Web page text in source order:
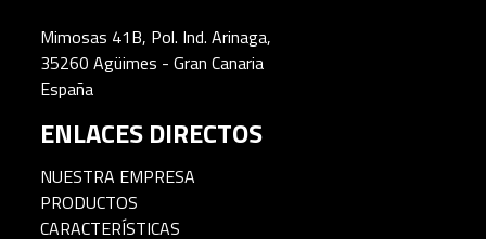
Mimosas 41B, Pol. Ind. Arinaga,
35260 Agüimes - Gran Canaria
España
ENLACES DIRECTOS
NUESTRA EMPRESA
PRODUCTOS
CARACTERÍSTICAS